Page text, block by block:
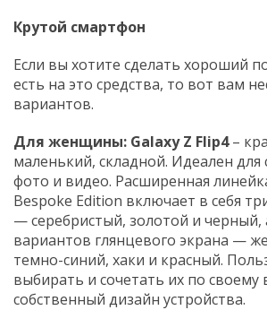
Крутой смартфон
Если вы хотите сделать хороший
есть на это средства, то вот вам
вариантов.
Для женщины: Galaxy Z Flip4–
маленький, складной. Идеален для
фото и видео. Расширенная
Bespoke Edition включает в себя
— серебристый, золотой и черный,
вариантов глянцевого экрана —
темно-синий, хаки и красный.
выбирать и сочетать их по своему
собственный дизайн устройства.